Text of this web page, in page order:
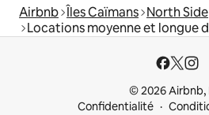
Airbnb Îles Caïmans North Side
Locations moyenne et longue
© 2026 Airbnb,
Confidentialité